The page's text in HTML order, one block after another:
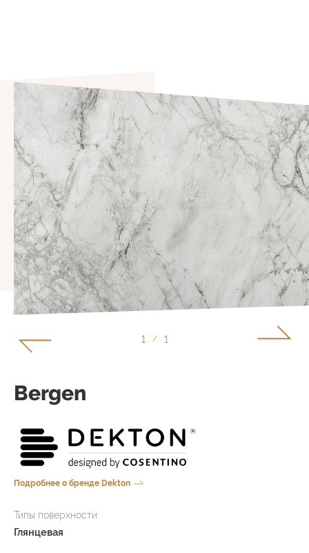
1 / 1
Bergen
Подробнее о бренде Dekton
Типы поверхности
Глянцевая